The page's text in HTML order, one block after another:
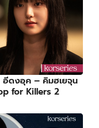
อีดงอุค – คิมฮเยจุน
for Killers 2